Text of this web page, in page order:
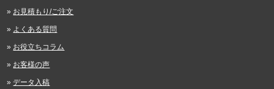
お見積もり/ご注文
よくある質問
お役立ちコラム
お客様の声
データ入稿